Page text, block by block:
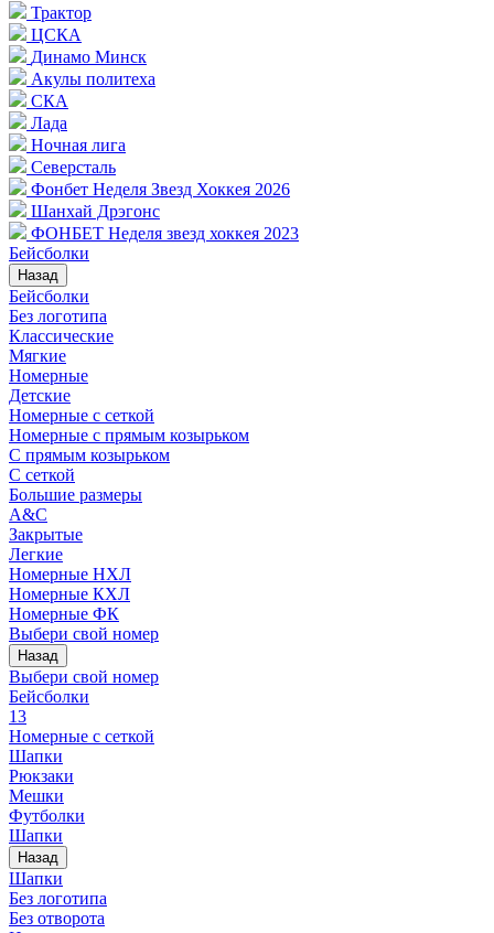
Трактор
ЦСКА
Динамо Минск
Акулы политеха
СКА
Лада
Ночная лига
Северсталь
Фонбет Неделя Звезд Хоккея 2026
Шанхай Дрэгонс
ФОНБЕТ Неделя звезд хоккея 2023
Бейсболки
Назад
Бейсболки
Без логотипа
Классические
Мягкие
Номерные
Детские
Номерные с сеткой
Номерные с прямым козырьком
С прямым козырьком
С сеткой
Большие размеры
A&C
Закрытые
Легкие
Номерные НХЛ
Номерные КХЛ
Номерные ФК
Выбери свой номер
Назад
Выбери свой номер
Бейсболки
13
Номерные с сеткой
Шапки
Рюкзаки
Мешки
Футболки
Шапки
Назад
Шапки
Без логотипа
Без отворота